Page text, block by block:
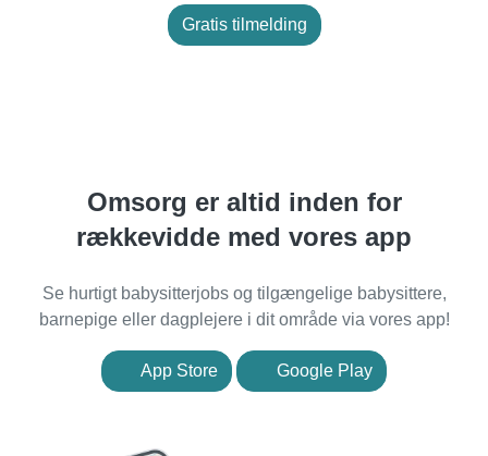
Gratis tilmelding
Omsorg er altid inden for
rækkevidde med vores app
Se hurtigt babysitterjobs og tilgængelige babysittere,
barnepige eller dagplejere i dit område via vores app!
App Store Google Play